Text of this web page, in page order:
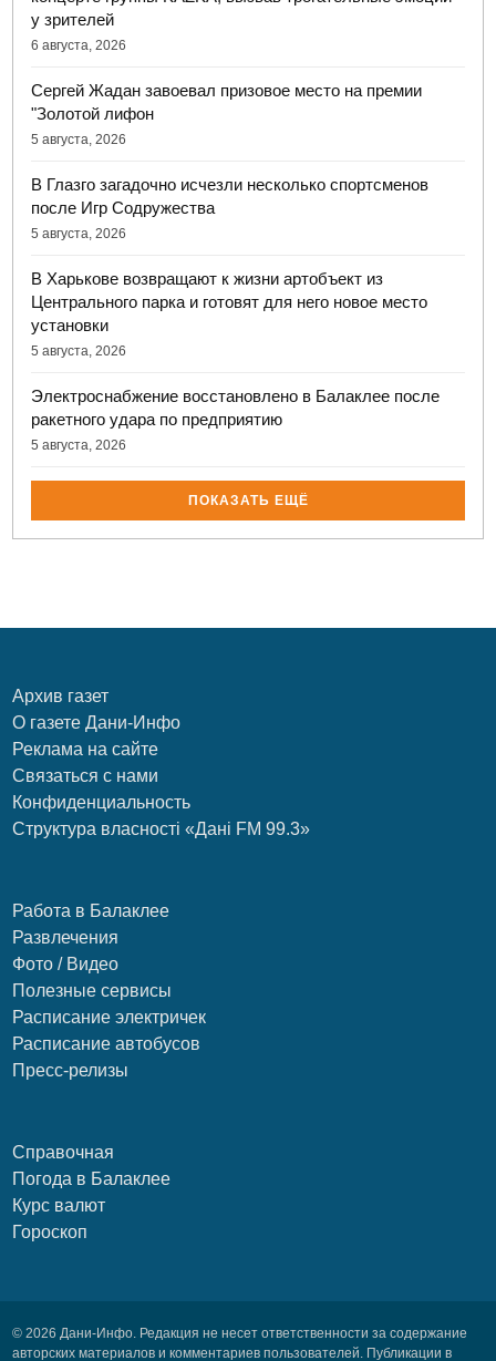
у зрителей
6 августа, 2026
Сергей Жадан завоевал призовое место на премии
"Золотой лифон
5 августа, 2026
В Глазго загадочно исчезли несколько спортсменов
после Игр Содружества
5 августа, 2026
В Харькове возвращают к жизни артобъект из
Центрального парка и готовят для него новое место
установки
5 августа, 2026
Электроснабжение восстановлено в Балаклее после
ракетного удара по предприятию
5 августа, 2026
ПОКАЗАТЬ ЕЩЁ
Архив газет
О газете Дани-Инфо
Реклама на сайте
Связаться с нами
Конфиденциальность
Структура власності «Дані FM 99.3»
Работа в Балаклее
Развлечения
Фото / Видео
Полезные сервисы
Расписание электричек
Расписание автобусов
Пресс-релизы
Справочная
Погода в Балаклее
Курс валют
Гороскоп
© 2026 Дани-Инфо. Редакция не несет ответственности за содержание
авторских материалов и комментариев пользователей. Публикации в